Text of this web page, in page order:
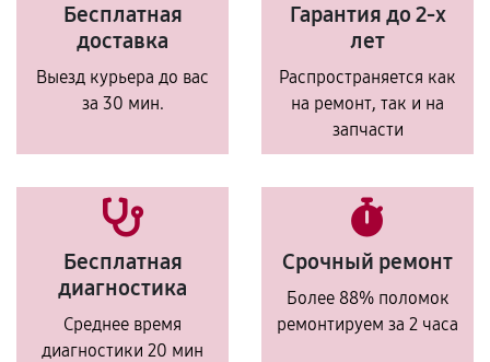
Бесплатная
доставка
Выезд курьера до вас
за 30 мин.
Гарантия до 2-х
лет
Распространяется как
на ремонт, так и на
запчасти
Бесплатная
диагностика
Среднее время
диагностики 20 мин
Срочный ремонт
Более 88% поломок
ремонтируем за 2 часа